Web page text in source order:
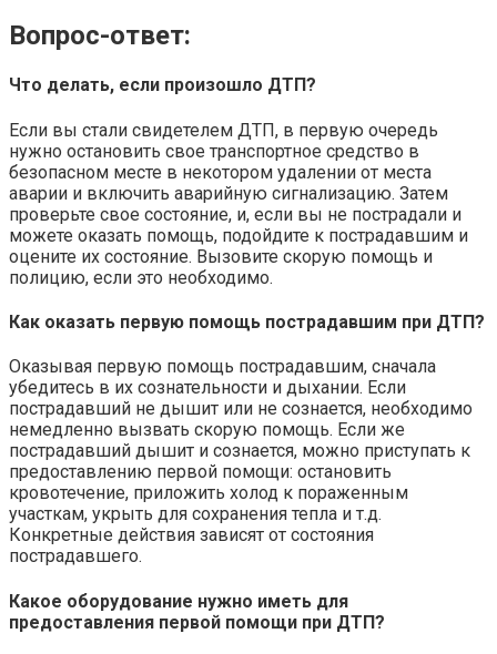
Вопрос-ответ:
Что делать, если произошло ДТП?
Если вы стали свидетелем ДТП, в первую очередь
нужно остановить свое транспортное средство в
безопасном месте в некотором удалении от места
аварии и включить аварийную сигнализацию. Затем
проверьте свое состояние, и, если вы не пострадали и
можете оказать помощь, подойдите к пострадавшим и
оцените их состояние. Вызовите скорую помощь и
полицию, если это необходимо.
Как оказать первую помощь пострадавшим при ДТП?
Оказывая первую помощь пострадавшим, сначала
убедитесь в их сознательности и дыхании. Если
пострадавший не дышит или не сознается, необходимо
немедленно вызвать скорую помощь. Если же
пострадавший дышит и сознается, можно приступать к
предоставлению первой помощи: остановить
кровотечение, приложить холод к пораженным
участкам, укрыть для сохранения тепла и т.д.
Конкретные действия зависят от состояния
пострадавшего.
Какое оборудование нужно иметь для
предоставления первой помощи при ДТП?